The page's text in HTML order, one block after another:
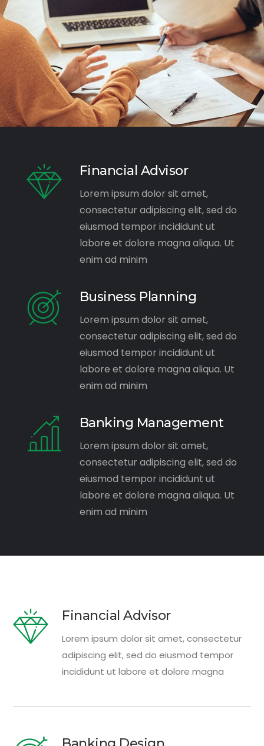
Financial Advisor
Lorem ipsum dolor sit amet,
consectetur adipiscing elit, sed do
eiusmod tempor incididunt ut
labore et dolore magna aliqua. Ut
enim ad minim
Business Planning
Lorem ipsum dolor sit amet,
consectetur adipiscing elit, sed do
eiusmod tempor incididunt ut
labore et dolore magna aliqua. Ut
enim ad minim
Banking Management
Lorem ipsum dolor sit amet,
consectetur adipiscing elit, sed do
eiusmod tempor incididunt ut
labore et dolore magna aliqua. Ut
enim ad minim
Financial Advisor
Lorem ipsum dolor sit amet, consectetur
adipiscing elit, sed do eiusmod tempor
incididunt ut labore et dolore magna